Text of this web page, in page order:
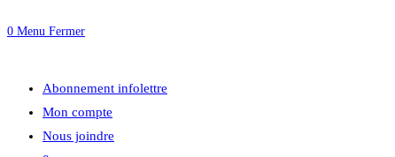
0 Menu Fermer
Abonnement infolettre
Mon compte
Nous joindre